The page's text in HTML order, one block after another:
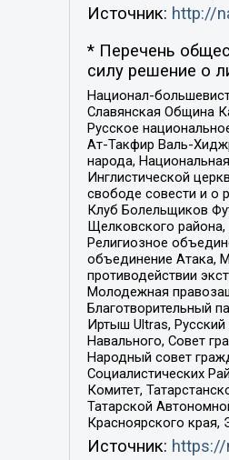
Источник: http://
* Перечень
силу решение о
Национал-
Славянская Община
Русское
Ат-Такфир Валь-
народа,
Инглистической
свободе совести и о
Клуб Болельщиков
Щелковского района,
Религиозное
объединение Атака,
противодействии
Молодежная
Благотворительный
Иртыш Ultras,
Навального, Совет
Народный совет
Социалистических
Комитет,
Татарской
Красноярского
Источник: